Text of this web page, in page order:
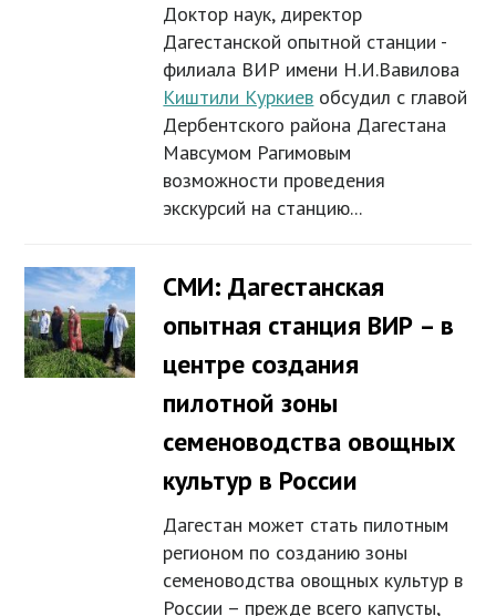
Доктор наук, директор
Дагестанской опытной станции -
филиала ВИР имени Н.И.Вавилова
Киштили Куркиев обсудил с главой
Дербентского района Дагестана
Мавсумом Рагимовым
возможности проведения
экскурсий на станцию...
СМИ: Дагестанская
опытная станция ВИР – в
центре создания
пилотной зоны
семеноводства овощных
культур в России
Дагестан может стать пилотным
регионом по созданию зоны
семеноводства овощных культур в
России – прежде всего капусты,